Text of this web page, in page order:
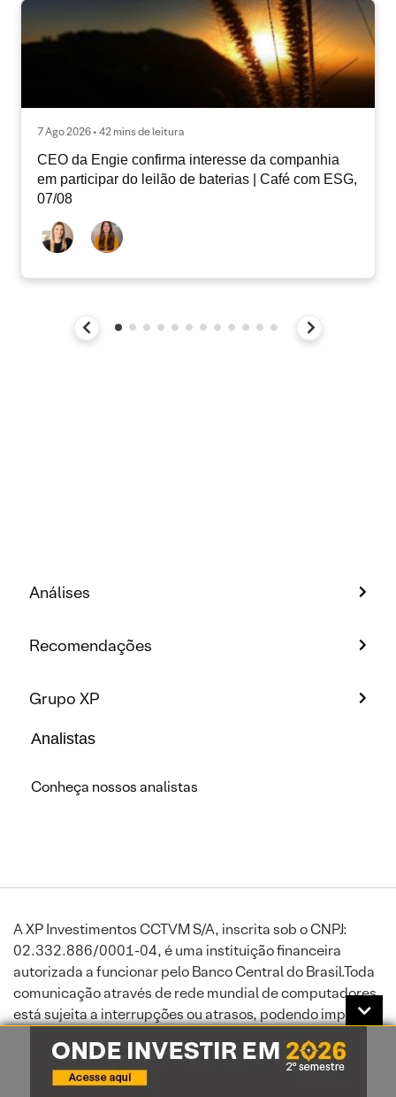
7 Ago 2026 • 42 mins de leitura
CEO da Engie confirma interesse da companhia
em participar do leilão de baterias | Café com ESG,
07/08
Análises
Recomendações
Grupo XP
Analistas
Conheça nossos analistas
A XP Investimentos CCTVM S/A, inscrita sob o CNPJ:
02.332.886/0001-04, é uma instituição financeira
autorizada a funcionar pelo Banco Central do Brasil.Toda
comunicação através de rede mundial de computadores
está sujeita a interrupções ou atrasos, podendo impedir
ou prejudicar o envio de ordens ou a recepção de
informações atualizadas. A XP Investimentos exime-se de
responsabilidade por danos sofridos por seus clientes,